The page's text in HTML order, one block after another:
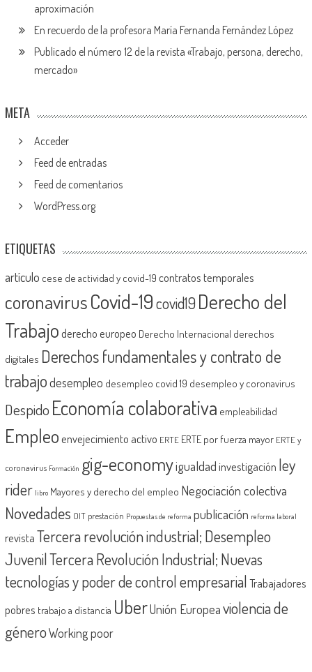
aproximación
En recuerdo de la profesora María Fernanda Fernández López
Publicado el número 12 de la revista «Trabajo, persona, derecho,
mercado»
META
Acceder
Feed de entradas
Feed de comentarios
WordPress.org
ETIQUETAS
artículo cese de actividad y covid-19 contratos temporales
coronavirusCovid-19covid19 Derecho del
Trabajoderecho europeo Derecho Internacional derechos
digitales Derechos fundamentales y contrato de
trabajodesempleo desempleo covid 19 desempleo y coronavirus
Despido Economía colaborativa empleabilidad
Empleoenvejecimiento activo ERTE ERTE por fuerza mayor ERTE y
coronavirus Formación gig-economyigualdadinvestigación ley
rider libro Mayores y derecho del empleo Negociación colectiva
Novedades OIT prestación Propuestas de reforma publicación reforma laboral
revistaTercera revolución industrial; Desempleo
JuvenilTercera Revolución Industrial; Nuevas
tecnologías y poder de control empresarial Trabajadores
pobres trabajo a distancia UberUnión Europeaviolencia de
géneroWorking poor